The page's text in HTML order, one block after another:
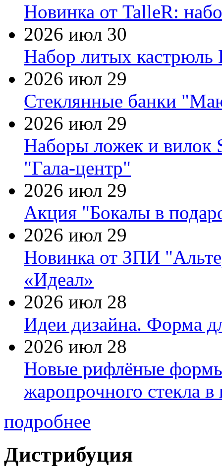
Новинка от TalleR:
2026 июл 30
Набор литых кастрюль
2026 июл 29
Стеклянные банки
2026 июл 29
Наборы ложек и вилок
"Гала-центр"
2026 июл 29
Акция "Бокалы в
2026 июл 29
Новинка от ЗПИ
«Идеал»
2026 июл 28
Идеи дизайна. Форма
2026 июл 28
Новые рифлёные формы
жаропрочного стекла
подробнее
Дистрибуция